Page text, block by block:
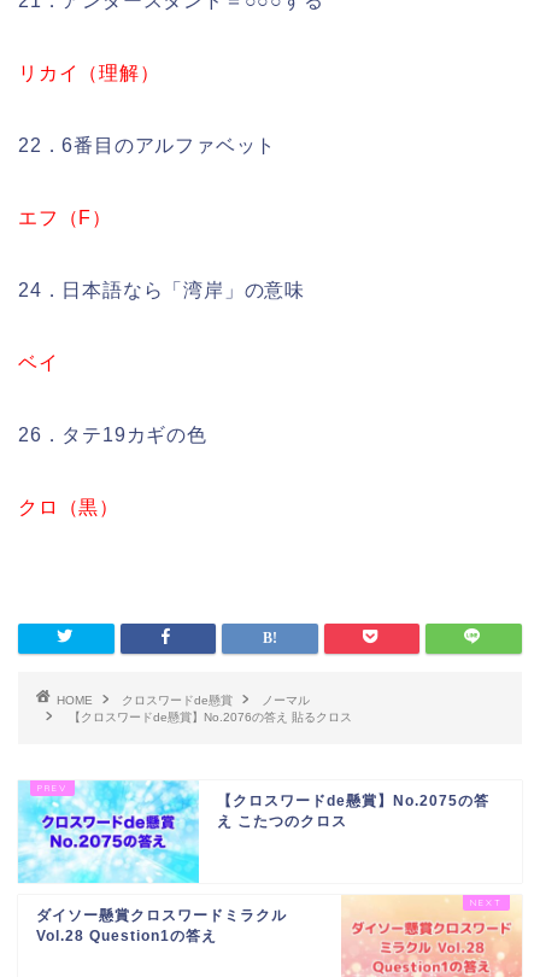
リカイ（理解）
22．6番目のアルファベット
エフ（F）
24．日本語なら「湾岸」の意味
ベイ
26．タテ19カギの色
クロ（黒）
HOME クロスワードde懸賞
ノーマル
【クロスワードde懸賞】No.2076の答え 貼るクロス
【クロスワードde懸賞】No.2075の答
え こたつのクロス
ダイソー懸賞クロスワードミラクル
Vol.28 Question1の答え